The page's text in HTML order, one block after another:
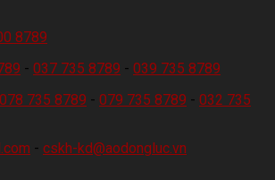
8789
- 037 735 8789 - 039 735 8789
078 735 8789 - 079 735 8789 - 032 735
- cskh-kd@aodongluc.vn